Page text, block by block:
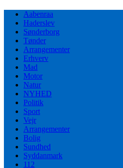
Aabenraa
Haderslev
Sønderborg
Tønder
Arrangementer
Erhverv
Mad
Motor
Natur
NYHED
Politik
Sport
Vejr
Arrangementer
Bolig
Sundhed
Syddanmark
112